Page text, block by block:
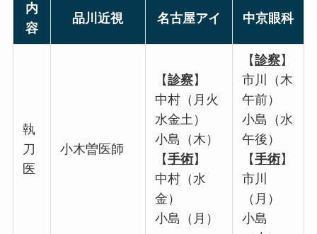
内
容
品川近視 名古屋アイ 中京眼科
執
刀
医
小木曽医師
【診察】
中村（月火
水金土）
小島（木）
【手術】
中村（水
金）
小島（月）
【診察】
市川（ 木
午前）
小島（ 水
午後 ）
【手術】
市川
（月）
小島